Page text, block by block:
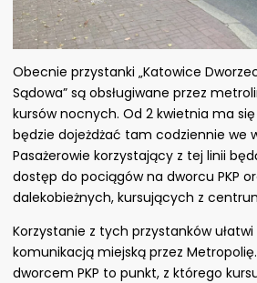
Obecnie przystanki „Katowice
Sądowa” są obsługiwane przez
kursów nocnych. Od 2 kwietnia ma
będzie dojeżdżać tam codziennie we
Pasażerowie korzystający z tej linii
dostęp do pociągów na dworcu PKP
dalekobieżnych, kursujących z
Korzystanie z tych przystanków
komunikacją miejską przez
dworcem PKP to punkt, z którego